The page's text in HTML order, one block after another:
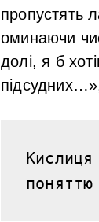
пропустять
оминаючи
долі, я б